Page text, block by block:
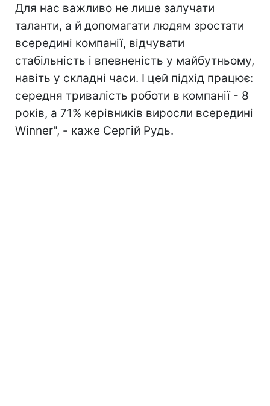
Для нас важливо не лише залучати
таланти, а й допомагати людям зростати
всередині компанії, відчувати
стабільність і впевненість у майбутньому,
навіть у складні часи. І цей підхід працює:
середня тривалість роботи в компанії - 8
років, а 71% керівників виросли всередині
Winner", - каже Сергій Рудь.